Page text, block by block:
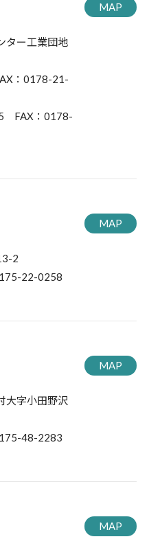
ター工業団地
：0178-21-
FAX：0178-
MAP
2
22-0258
MAP
大字小田野沢
48-2283
MAP
MAP